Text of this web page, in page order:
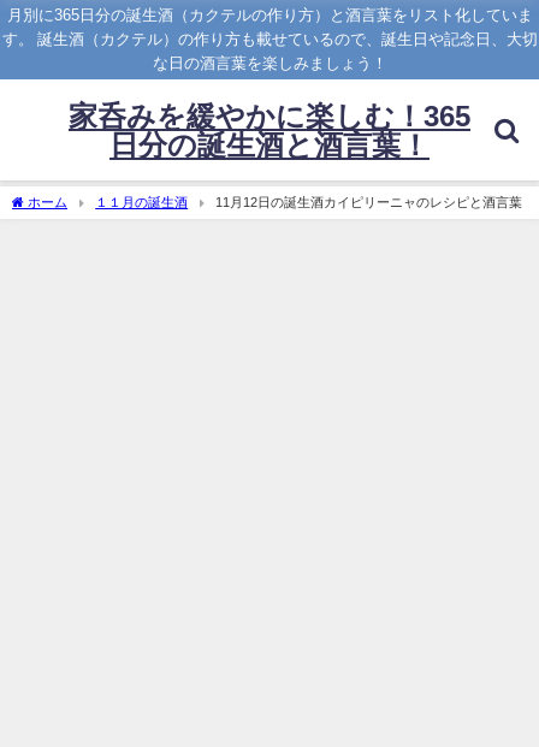
月別に365日分の誕生酒（カクテルの作り方）と酒言葉をリスト化していま
す。 誕生酒（カクテル）の作り方も載せているので、誕生日や記念日、大切
な日の酒言葉を楽しみましょう！
家呑みを緩やかに楽しむ！365
日分の誕生酒と酒言葉！
ホーム １１月の誕生酒 11月12日の誕生酒カイピリーニャのレシピと酒言葉